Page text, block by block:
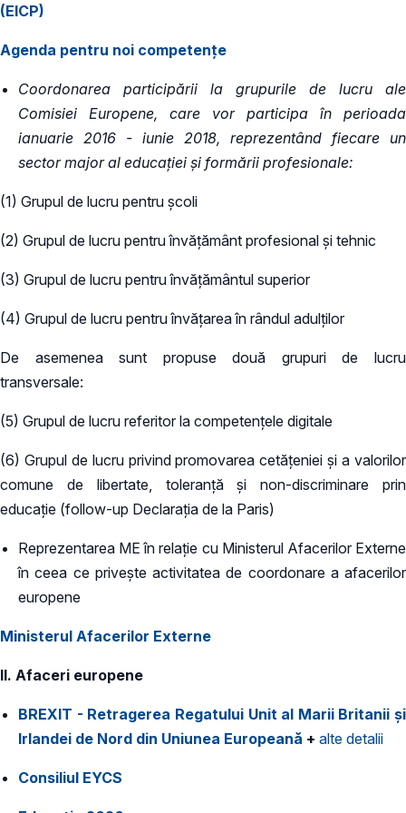
(EICP)
Agenda pentru noi competențe
Coordonarea participării la grupurile de lucru ale
Comisiei Europene, care vor participa în perioada
ianuarie 2016 - iunie 2018, reprezentând fiecare un
sector major al educației și formării profesionale:
(1) Grupul de lucru pentru școli
(2) Grupul de lucru pentru învățământ profesional și tehnic
(3) Grupul de lucru pentru învățământul superior
(4) Grupul de lucru pentru învățarea în rândul adulților
De asemenea sunt propuse două grupuri de lucru
transversale:
(5) Grupul de lucru referitor la competențele digitale
(6) Grupul de lucru privind promovarea cetățeniei și a valorilor
comune de libertate, toleranță și non-discriminare prin
educație (follow-up Declarația de la Paris)
Reprezentarea ME în relație cu Ministerul Afacerilor Externe
în ceea ce privește activitatea de coordonare a afacerilor
europene
Ministerul Afacerilor Externe
II. Afaceri europene
BREXIT - Retragerea Regatului Unit al Marii Britanii și
Irlandei de Nord din Uniunea Europeană + alte detalii
Consiliul EYCS